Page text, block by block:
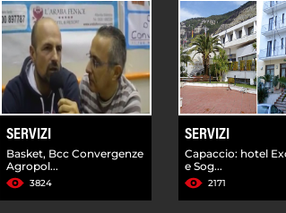
SERVIZI
Basket, Bcc Convergenze
Agropol...
3824
SERVIZI
Capaccio: hotel
e Sog...
2171